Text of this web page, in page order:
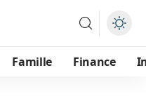
Famille Finance